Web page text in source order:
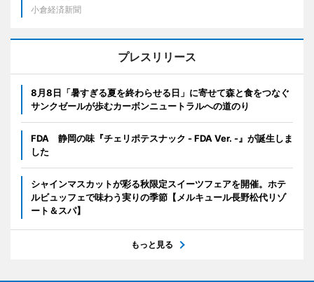
小倉経済新聞
プレスリリース
8月8日「暑すぎる夏を終わらせる日」に寄せて森と食をつなぐ
サンクゼールが歩むカーボンニュートラルへの道のり
FDA 静岡の味『チェリポテスナック - FDA Ver. -』が誕生しま
した
シャインマスカットが彩る秋限定スイーツフェアを開催。ホテ
ルビュッフェで味わう実りの季節【メルキュール長野松代リゾ
ート＆スパ】
もっと見る